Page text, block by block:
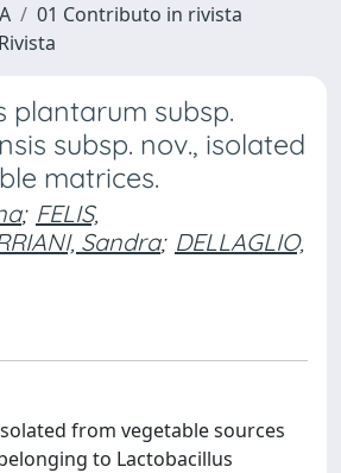
01 Contributo in rivista
plantarum subsp.
subsp. nov., isolated
matrices.
; FELIS,
Sandra; DELLAGLIO,
from vegetable sources
to Lactobacillus